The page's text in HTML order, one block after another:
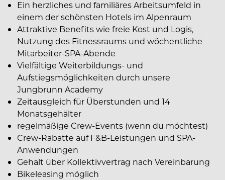
Ein herzliches und familiäres Arbeitsumfeld in
einem der schönsten Hotels im Alpenraum
Attraktive Benefits wie freie Kost und Logis,
Nutzung des Fitnessraums und wöchentliche
Mitarbeiter-SPA-Abende
Vielfältige Weiterbildungs- und
Aufstiegsmöglichkeiten durch unsere
Jungbrunn Academy
Zeitausgleich für Überstunden und 14
Monatsgehälter
regelmäßige Crew-Events (wenn du möchtest)
Crew-Rabatte auf F&B-Leistungen und SPA-
Anwendungen
Gehalt über Kollektivvertrag nach Vereinbarung
Bikeleasing möglich